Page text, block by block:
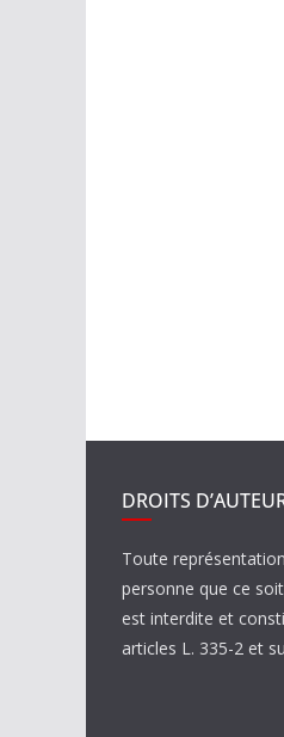
DROITS
Toute
personne que ce
est interdite et
articles L. 335-2 et